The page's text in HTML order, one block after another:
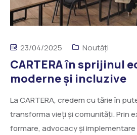
23/04/2025 Noutăți
CARTERA în sprijinul
moderne și incluzive
La CARTERA, credem cu tărie în
transforma vieți și comunități. Prin
formare, advocacy și